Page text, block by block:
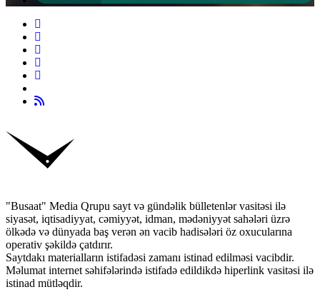
"Busaat" Media Qrupu sayt və gündəlik bülletenlər vasitəsi ilə
siyasət, iqtisadiyyat, cəmiyyət, idman, mədəniyyət sahələri üzrə
ölkədə və dünyada baş verən ən vacib hadisələri öz oxucularına
operativ şəkildə çatdırır.
Saytdakı materialların istifadəsi zamanı istinad edilməsi vacibdir.
Məlumat internet səhifələrində istifadə edildikdə hiperlink vasitəsi ilə
istinad mütləqdir.